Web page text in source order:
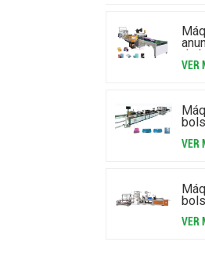
de
VER
de
VER
VER